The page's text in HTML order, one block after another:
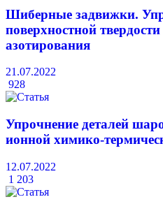
Шиберные задвижки.
поверхностной
азотирования
21.07.2022
928
Упрочнение деталей
ионной химико-
12.07.2022
1 203